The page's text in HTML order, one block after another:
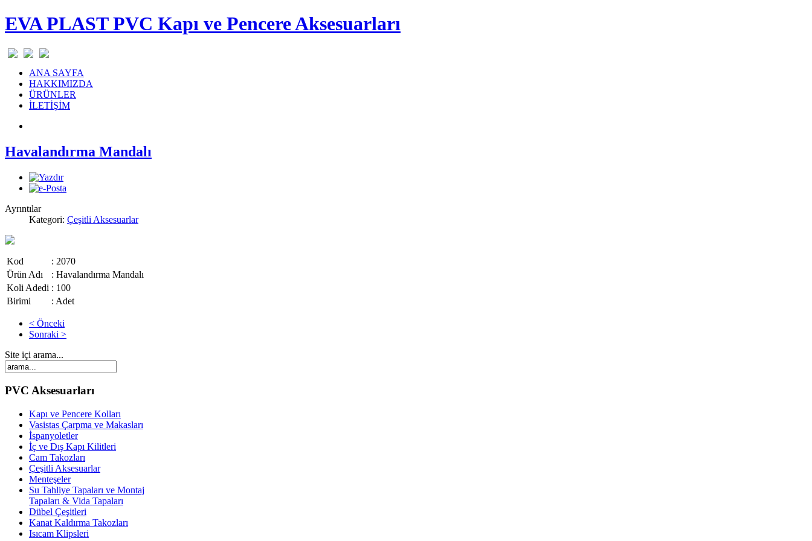
EVA PLAST PVC Kapı ve Pencere Aksesuarları
ANA SAYFA
HAKKIMIZDA
ÜRÜNLER
İLETİŞİM
Havalandırma Mandalı
Ayrıntılar
Kategori: Çeşitli Aksesuarlar
Kod
: 2070
Ürün Adı
: Havalandırma Mandalı
Koli Adedi : 100
Birimi
: Adet
< Önceki
Sonraki >
Site içi arama...
PVC Aksesuarları
Kapı ve Pencere Kolları
Vasistas Çarpma ve Makasları
İspanyoletler
İç ve Dış Kapı Kilitleri
Cam Takozları
Çeşitli Aksesuarlar
Menteşeler
Su Tahliye Tapaları ve Montaj
Tapaları & Vida Tapaları
Dübel Çeşitleri
Kanat Kaldırma Takozları
Isıcam Klipsleri